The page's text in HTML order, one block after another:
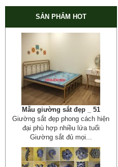
SẢN PHẨM HOT
Mẫu giường sắt đẹp _ 51
Giường sắt đẹp phong cách hiện
đại phù hợp nhiều lứa tuổi
Giường sắt đủ mọi...